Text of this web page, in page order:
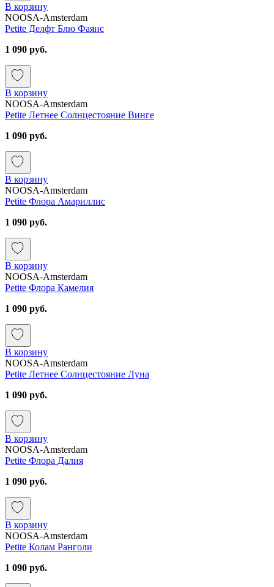
В корзину
NOOSA-Amsterdam
Petite Делфт Блю Фаянс
1 090 руб.
В корзину
NOOSA-Amsterdam
Petite Летнее Солнцестояние Винге
1 090 руб.
В корзину
NOOSA-Amsterdam
Petite Флора Амариллис
1 090 руб.
В корзину
NOOSA-Amsterdam
Petite Флора Камелия
1 090 руб.
В корзину
NOOSA-Amsterdam
Petite Летнее Солнцестояние Луна
1 090 руб.
В корзину
NOOSA-Amsterdam
Petite Флора Далия
1 090 руб.
В корзину
NOOSA-Amsterdam
Petite Колам Ранголи
1 090 руб.